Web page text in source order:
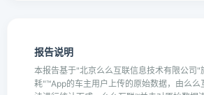
报告说明
本报告基于"北京么么互联信息技术有限公司"
耗"™App的车主用户上传的原始数据，由么么